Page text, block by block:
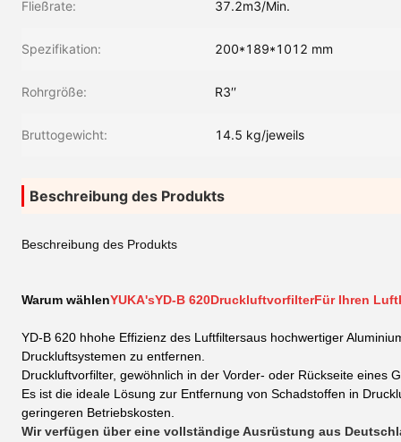
Fließrate: 37.2m3/Min.
Spezifikation: 200*189*1012 mm
Rohrgröße: R3′′
Bruttogewicht: 14.5 kg/jeweils
Beschreibung des Produkts
Beschreibung des Produkts
Warum wählenYUKA'sYD-B 620DruckluftvorfilterFür Ihren
YD-B 620 hhohe Effizienz des Luftfiltersaus hochwertiger
Druckluftsystemen zu entfernen.
Druckluftvorfilter, gewöhnlich in der Vorder- oder Rückseite eines
Es ist die ideale Lösung zur Entfernung von Schadstoffen in
geringeren Betriebskosten.
Wir verfügen über eine vollständige Ausrüstung aus